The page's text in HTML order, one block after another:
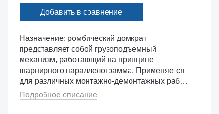
Назначение: ромбический домкрат
представляет собой грузоподъемный
механизм, работающий на принципе
шарнирного параллелограмма. Применяется
для различных монтажно-демонтажных работ,
поднятия автомобилей для замены колеса и
мелких ремонтных работ. Отличается
Подробное описание
Добавить в сравнение